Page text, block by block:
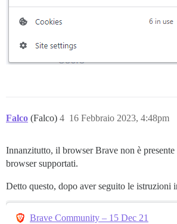
Falco (Falco) 16 Febbraio 2023, 4:48pm
4
Innanzitutto, il browser Brave non è
browser supportati.
Detto questo, dopo aver seguito le istruzioni
Brave Community – 15 Dec 21